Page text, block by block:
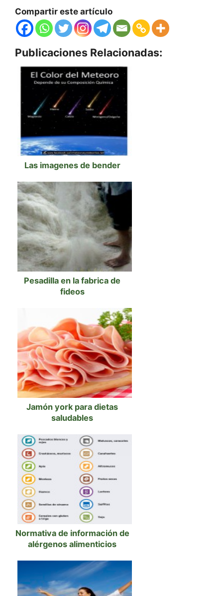
Compartir este artículo
Publicaciones Relacionadas:
Las imagenes de bender
Pesadilla en la fabrica de
fideos
Jamón york para dietas
saludables
Normativa de información de
alérgenos alimenticios